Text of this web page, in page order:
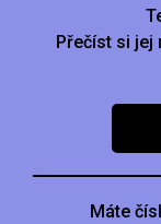
Přečíst si jej
Máte